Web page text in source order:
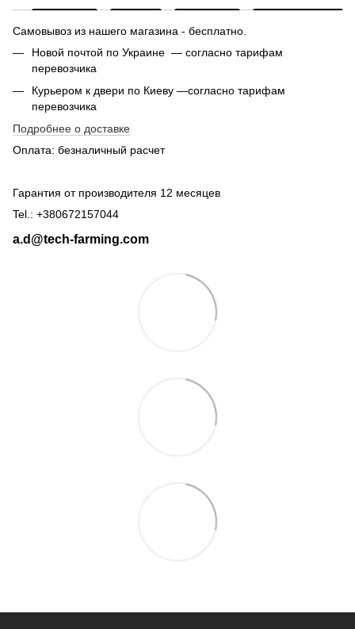
Самовывоз из нашего магазина - бесплатно.
Новой почтой по Украине — согласно тарифам
перевозчика
Курьером к двери по Киеву —согласно тарифам
перевозчика
Подробнее о доставке
Оплата: безналичный расчет
Гарантия от производителя 12 месяцев
Tel.: +380672157044
a.d@tech-farming.com